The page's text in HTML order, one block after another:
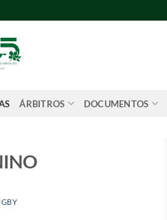
ÁRBITROS DOCUMENTOS